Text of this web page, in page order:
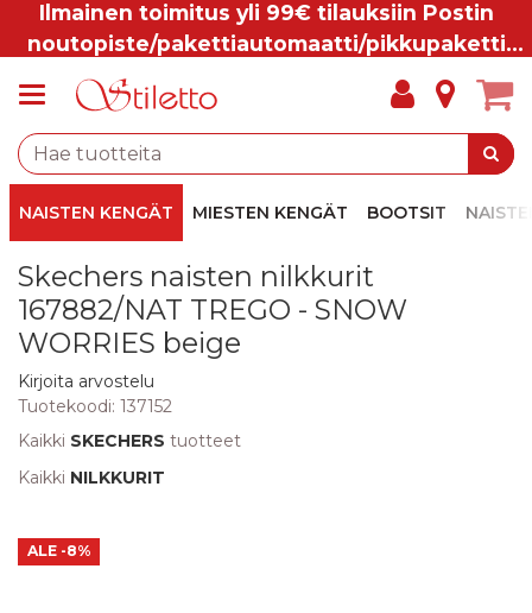
Ilmainen toimitus yli 99€ tilauksiin Postin
noutopiste/pakettiautomaatti/pikkupaketti
NAISTEN KENGÄT MIESTEN KENGÄT BOOTSIT
Skechers naisten nilkkurit
167882/NAT TREGO - SNOW
WORRIES beige
Kirjoita arvostelu
Tuotekoodi: 137152
Kaikki SKECHERS tuotteet
Kaikki NILKKURIT
ALE -8%